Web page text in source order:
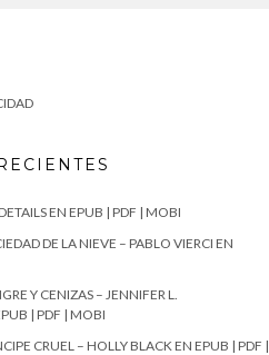
EN EPUB | PDF | MOBI
DE LA NIEVE – PABLO VIERCI EN
Y CENIZAS – JENNIFER L.
| PDF | MOBI
CRUEL – HOLLY BLACK EN EPUB | PDF |